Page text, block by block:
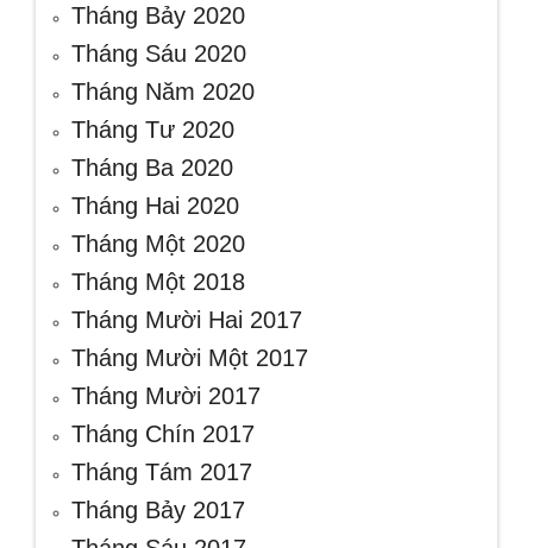
Tháng Bảy 2020
Tháng Sáu 2020
Tháng Năm 2020
Tháng Tư 2020
Tháng Ba 2020
Tháng Hai 2020
Tháng Một 2020
Tháng Một 2018
Tháng Mười Hai 2017
Tháng Mười Một 2017
Tháng Mười 2017
Tháng Chín 2017
Tháng Tám 2017
Tháng Bảy 2017